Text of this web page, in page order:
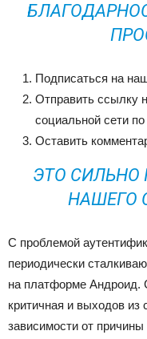
Подписаться на
Отправить ссылку
социальной сети
Оставить
ЭТО
НАШЕГО
С проблемой
периодически
на платформе Андроид.
критичная и выходов из
зависимости от